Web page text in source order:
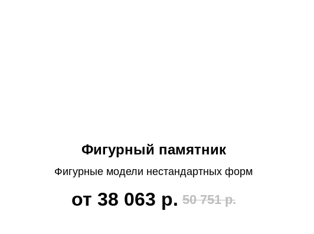
Фигурный памятник
Фигурные модели нестандартных форм
от 38 063 р. 50 751 р.